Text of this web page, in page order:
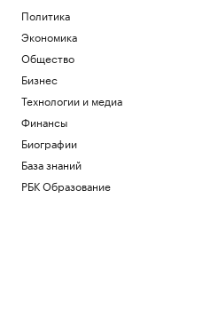
Политика
Экономика
Общество
Бизнес
Технологии и медиа
Финансы
Биографии
База знаний
РБК Образование